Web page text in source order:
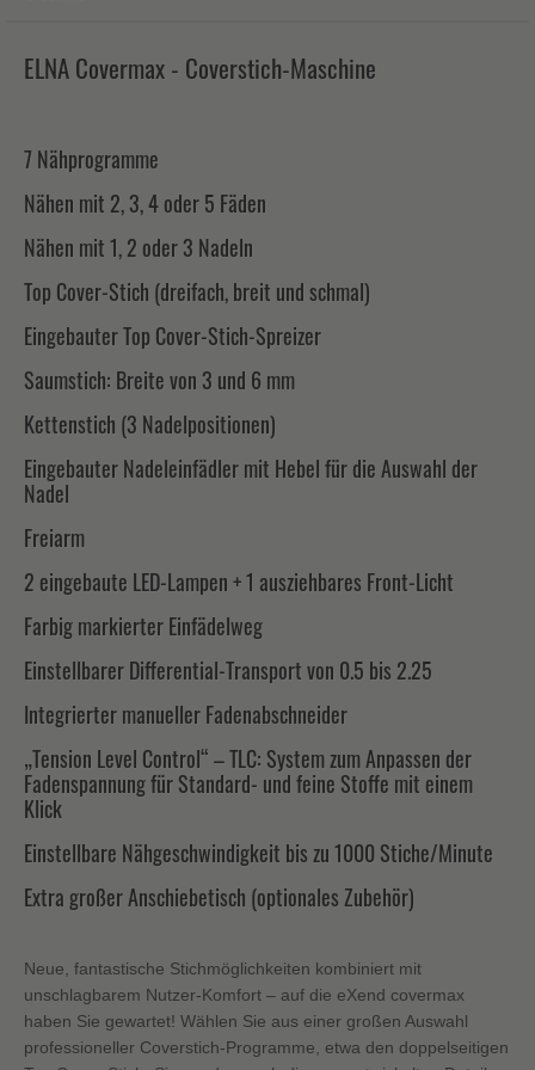
ELNA Covermax - Coverstich-Maschine
7 Nähprogramme
Nähen mit 2, 3, 4 oder 5 Fäden
Nähen mit 1, 2 oder 3 Nadeln
Top Cover-Stich (dreifach, breit und schmal)
Eingebauter Top Cover-Stich-Spreizer
Saumstich: Breite von 3 und 6 mm
Kettenstich (3 Nadelpositionen)
Eingebauter Nadeleinfädler mit Hebel für die Auswahl der
Nadel
Freiarm
2 eingebaute LED-Lampen + 1 ausziehbares Front-Licht
Farbig markierter Einfädelweg
Einstellbarer Differential-Transport von 0.5 bis 2.25
Integrierter manueller Fadenabschneider
„Tension Level Control“ – TLC: System zum Anpassen der
Fadenspannung für Standard- und feine Stoffe mit einem
Klick
Einstellbare Nähgeschwindigkeit bis zu 1000 Stiche/Minute
Extra großer Anschiebetisch (optionales Zubehör)
Neue, fantastische Stichmöglichkeiten kombiniert mit
unschlagbarem Nutzer-Komfort – auf die eXend covermax
haben Sie gewartet! Wählen Sie aus einer großen Auswahl
professioneller Coverstich-Programme, etwa den doppelseitigen